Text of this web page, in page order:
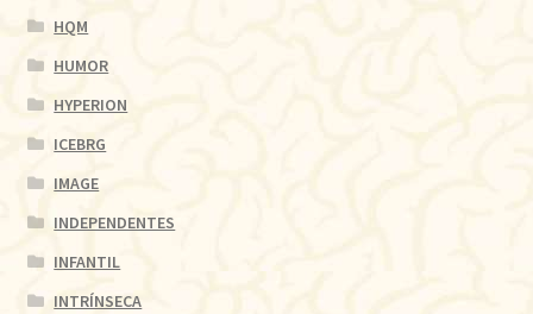
HQM
HUMOR
HYPERION
ICEBRG
IMAGE
INDEPENDENTES
INFANTIL
INTRÍNSECA